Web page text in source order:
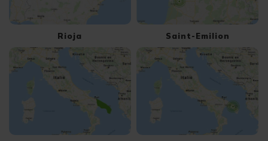
Rioja Saint-Emilion